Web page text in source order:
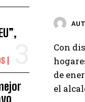
Con
de
el